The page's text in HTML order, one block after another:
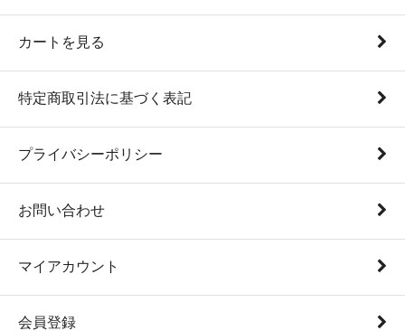
カートを見る
特定商取引法に基づく表記
プライバシーポリシー
お問い合わせ
マイアカウント
会員登録